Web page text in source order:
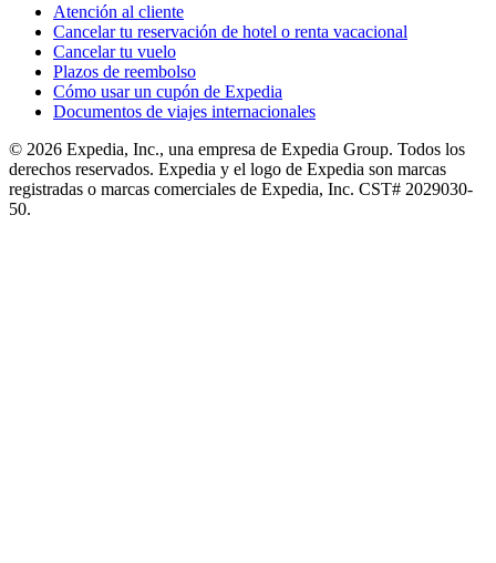
Atención al cliente
Cancelar tu reservación de hotel o renta vacacional
Cancelar tu vuelo
Plazos de reembolso
Cómo usar un cupón de Expedia
Documentos de viajes internacionales
© 2026 Expedia, Inc., una empresa de Expedia Group. Todos los
derechos reservados. Expedia y el logo de Expedia son marcas
registradas o marcas comerciales de Expedia, Inc. CST# 2029030-
50.